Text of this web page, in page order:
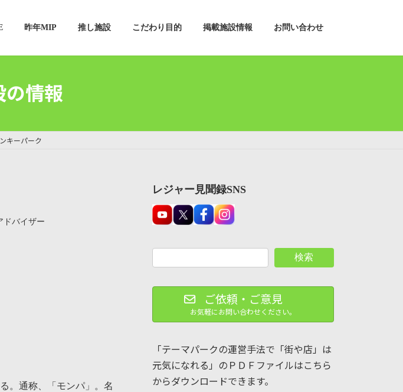
昨年MIP 推し施設 こだわり目的 掲載施設情報 お問い合わせ
の情報
キーパーク
ドバイザー
。通称、「モンパ」。名
レジャー見聞録SNS
検索
ご依頼・ご意見
お気軽にお問い合わせください。
「テーマパークの運営手法で「街や店」は
元気になれる」のＰＤＦファイルはこちら
からダウンロードできます。